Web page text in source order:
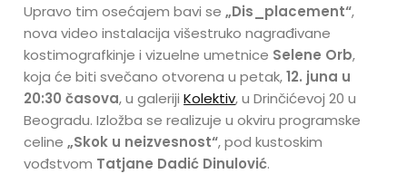
Upravo tim osećajem bavi se„Dis_placement“,
nova video instalacija višestruko nagrađivane
kostimografkinje i vizuelne umetnice Selene Orb,
koja će biti svečano otvorena u petak,12. juna u
20:30 časova, u galerijiKolektiv, u Drinčićevoj 20 u
Beogradu. Izložba se realizuje u okviru programske
celine„Skok u neizvesnost“, pod kustoskim
vođstvom Tatjane Dadić Dinulović.